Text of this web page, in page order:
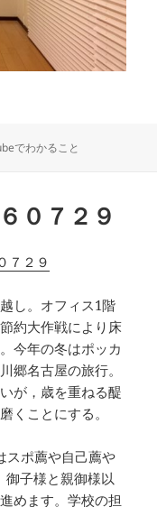
でわかること
０７２９
７２９
し。オフィス1階
約大作戦により床
今年の冬はポッカ
郷名古屋の旅行。
が，歳を重ねる醍
くことにする。
スポ薦や自己薦や
御子様と親御様以
めます。学校の担